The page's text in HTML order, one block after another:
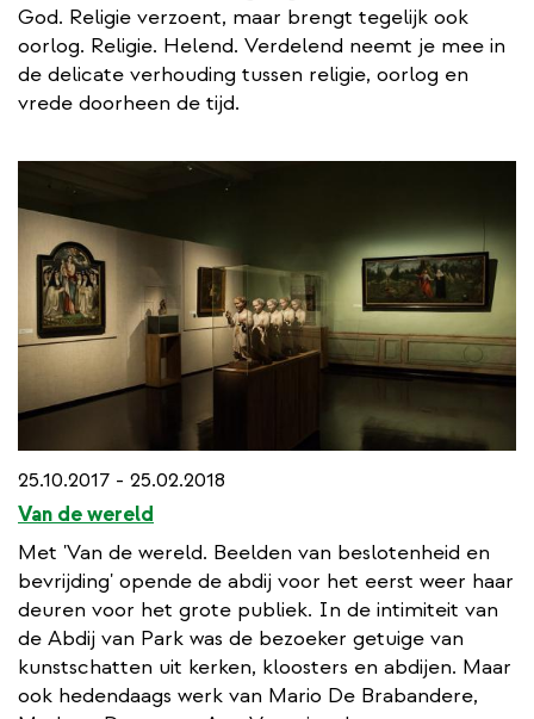
God. Religie verzoent, maar brengt tegelijk ook
oorlog. Religie. Helend. Verdelend neemt je mee in
de delicate verhouding tussen religie, oorlog en
vrede doorheen de tijd.
25.10.2017 - 25.02.2018
Van de wereld
Met 'Van de wereld. Beelden van beslotenheid en
bevrijding' opende de abdij voor het eerst weer haar
deuren voor het grote publiek. In de intimiteit van
de Abdij van Park was de bezoeker getuige van
kunstschatten uit kerken, kloosters en abdijen. Maar
ook hedendaags werk van Mario De Brabandere,